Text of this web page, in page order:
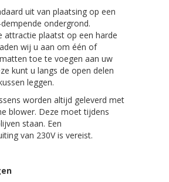
uit van plaatsing op een
ondergrond.
attractie plaatst op een harde
wij u aan om één of
toe te voegen aan uw
kunt u langs de open delen
leggen.
worden altijd geleverd met
blower. Deze moet tijdens
staan. Een
van 230V is vereist.